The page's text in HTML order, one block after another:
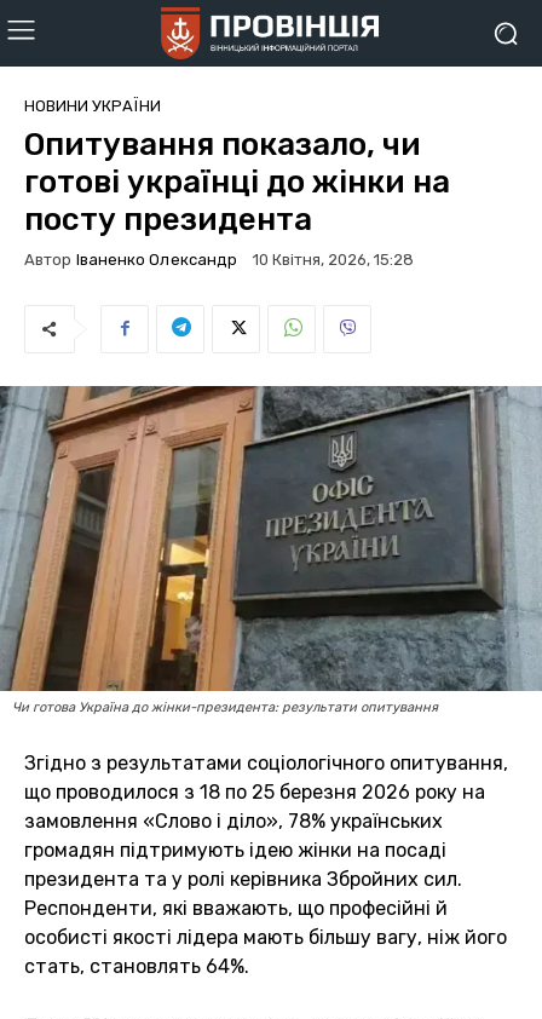
НОВИНИ УКРАЇНИ
Опитування показало, чи
готові українці до жінки на
посту президента
Автор Іваненко Олександр 10 Квітня, 2026, 15:28
Чи готова Україна до жінки-президента: результати опитування
Згідно з результатами соціологічного опитування,
що проводилося з 18 по 25 березня 2026 року на
замовлення «Слово і діло», 78% українських
громадян підтримують ідею жінки на посаді
президента та у ролі керівника Збройних сил.
Респонденти, які вважають, що професійні й
особисті якості лідера мають більшу вагу, ніж його
стать, становлять 64%.